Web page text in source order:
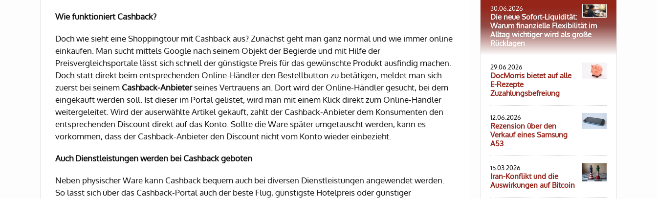
Wie funktioniert Cashback?
Doch wie sieht eine Shoppingtour mit Cashback aus? Zunächst geht man ganz normal und wie immer online
einkaufen. Man sucht mittels Google nach seinem Objekt der Begierde und mit Hilfe der
Preisvergleichsportale lässt sich schnell der günstigste Preis für das gewünschte Produkt ausfindig machen.
Doch statt direkt beim entsprechenden Online-Händler den Bestellbutton zu betätigen, meldet man sich
zuerst bei seinem Cashback-Anbieterseines Vertrauens an. Dort wird der Online-Händler gesucht, bei dem
eingekauft werden soll. Ist dieser im Portal gelistet, wird man mit einem Klick direkt zum Online-Händler
weitergeleitet. Wird der auserwählte Artikel gekauft, zahlt der Cashback-Anbieter dem Konsumenten den
entsprechenden Discount direkt auf das Konto. Sollte die Ware später umgetauscht werden, kann es
vorkommen, dass der Cashback-Anbieter den Discount nicht vom Konto wieder einbezieht.
Auch Dienstleistungen werden bei Cashback geboten
Neben physischer Ware kann Cashback bequem auch bei diversen Dienstleistungen angewendet werden.
So lässt sich über das Cashback-Portal auch der beste Flug, günstigste Hotelpreis oder günstiger
30.06.2026
Die neue Sofort-Liquidität:
Warum finanzielle Flexibilität im
Alltag wichtiger wird als große
Rücklagen
29.06.2026
DocMorris bietet auf alle
E-Rezepte
Zuzahlungsbefreiung
12.06.2026
Rezension über den
Verkauf eines Samsung
A53
15.03.2026
Iran-Konflikt und die
Auswirkungen auf Bitcoin